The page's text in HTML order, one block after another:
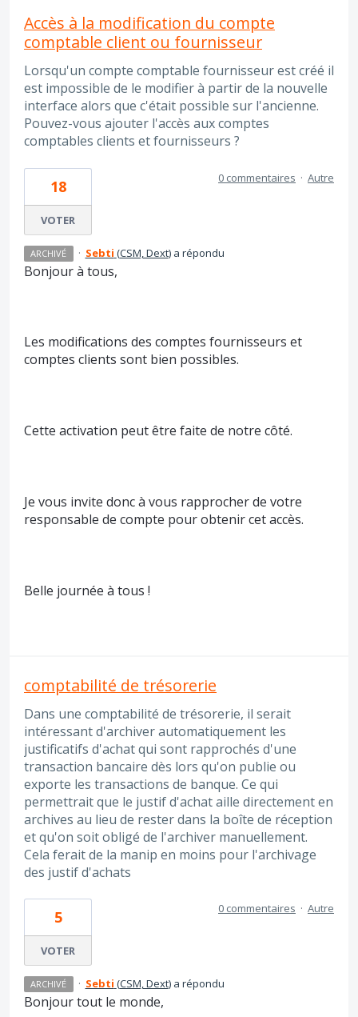
Accès à la modification du compte
comptable client ou fournisseur
Lorsqu'un compte comptable fournisseur est créé il
est impossible de le modifier à partir de la nouvelle
interface alors que c'était possible sur l'ancienne.
Pouvez-vous ajouter l'accès aux comptes
comptables clients et fournisseurs ?
18
VOTER
0 commentaires · Autre
ARCHIVÉ · Sebti (CSM, Dext)a répondu
Bonjour à tous,
Les modifications des comptes fournisseurs et
comptes clients sont bien possibles.
Cette activation peut être faite de notre côté.
Je vous invite donc à vous rapprocher de votre
responsable de compte pour obtenir cet accès.
Belle journée à tous !
comptabilité de trésorerie
Dans une comptabilité de trésorerie, il serait
intéressant d'archiver automatiquement les
justificatifs d'achat qui sont rapprochés d'une
transaction bancaire dès lors qu'on publie ou
exporte les transactions de banque. Ce qui
permettrait que le justif d'achat aille directement en
archives au lieu de rester dans la boîte de réception
et qu'on soit obligé de l'archiver manuellement.
Cela ferait de la manip en moins pour l'archivage
des justif d'achats
5
VOTER
0 commentaires · Autre
ARCHIVÉ · Sebti (CSM, Dext)a répondu
Bonjour tout le monde,